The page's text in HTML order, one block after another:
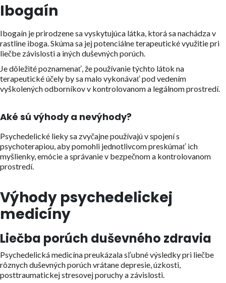
Ibogaín
Ibogaín je prirodzene sa vyskytujúca látka, ktorá sa nachádza v
rastline iboga. Skúma sa jej potenciálne terapeutické využitie pri
liečbe závislosti a iných duševných porúch.
Je dôležité poznamenať, že používanie týchto látok na
terapeutické účely by sa malo vykonávať pod vedením
vyškolených odborníkov v kontrolovanom a legálnom prostredí.
Aké sú výhody a nevýhody?
Psychedelické lieky sa zvyčajne používajú v spojení s
psychoterapiou, aby pomohli jednotlivcom preskúmať ich
myšlienky, emócie a správanie v bezpečnom a kontrolovanom
prostredí.
Výhody psychedelickej
medicíny
Liečba porúch duševného zdravia
Psychedelická medicína preukázala sľubné výsledky pri liečbe
rôznych duševných porúch vrátane depresie, úzkosti,
posttraumatickej stresovej poruchy a závislosti.